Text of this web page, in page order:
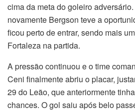
cima da meta do goleiro
novamente Bergson teve a
ficou perto de entrar, sendo mais
Fortaleza na partida.
A pressão continuou e o time
Ceni finalmente abriu o placar,
29 do Leão, que anteriormente
chances. O gol saiu após belo